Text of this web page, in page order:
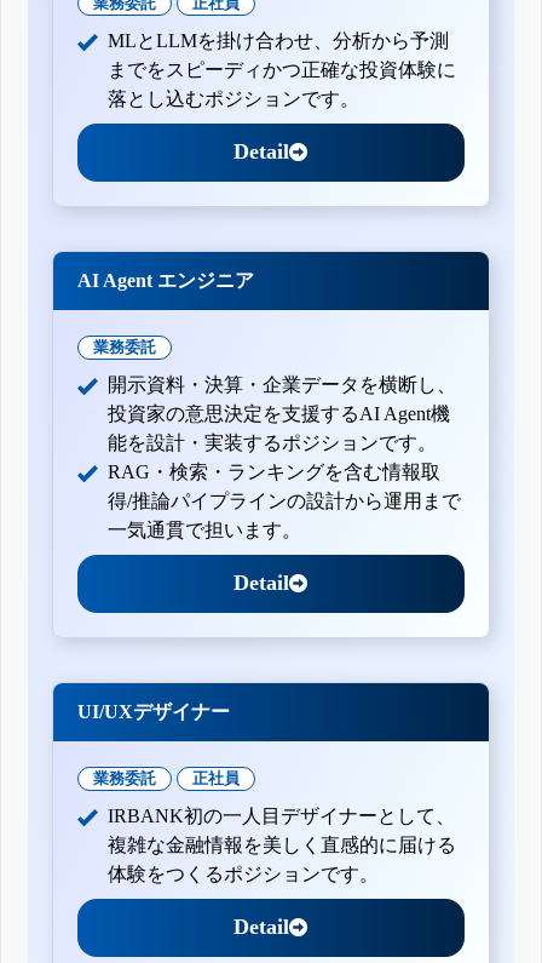
MLとLLMを掛け合わせ、分析から予測
までをスピーディかつ正確な投資体験に
落とし込むポジションです。
Detail
AI Agent エンジニア
業務委託
開示資料・決算・企業データを横断し、
投資家の意思決定を支援するAI Agent機
能を設計・実装するポジションです。
RAG・検索・ランキングを含む情報取
得/推論パイプラインの設計から運用まで
一気通貫で担います。
Detail
UI/UXデザイナー
業務委託 正社員
IRBANK初の一人目デザイナーとして、
複雑な金融情報を美しく直感的に届ける
体験をつくるポジションです。
Detail